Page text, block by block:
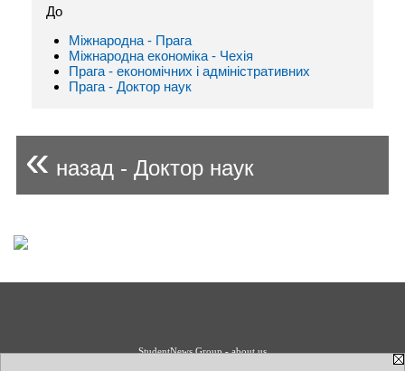
До
Міжнародна - Прага
Міжнародна економіка - Чехія
Прага - економічних і адміністративних
Прага - Доктор наук
« назад - Доктор наук
StudentNews Group - about us